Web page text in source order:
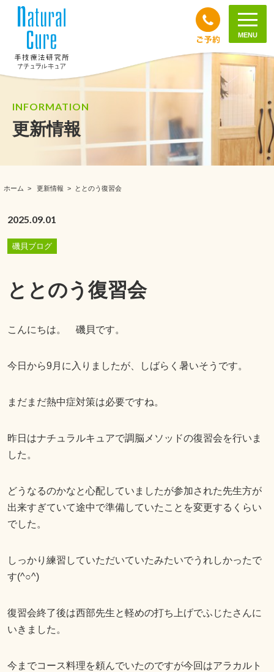
MENU
INFORMATION
更新情報
ホーム > 更新情報 > ととのう復習会
2025.09.01
磯貝ブログ
ととのう復習会
こんにちは。 磯貝です。
今日から9月に入りましたが、しばらく暑いそうです。
まだまだ熱中症対策は必要ですね。
昨日はナチュラルキュアで調脳メソッドの復習会を行いま
した。
どうなるのかなと心配していましたが参加された先生方が
出来すぎていて途中で準備していたことを変更するくらい
でした。
しっかり練習していただいていたみたいでうれしかったで
す(^○^)
復習会終了後は西部先生と軽めの打ち上げでふじたさんに
いきました。
今までコース料理を頼んでいたのですが今回はアラカルト